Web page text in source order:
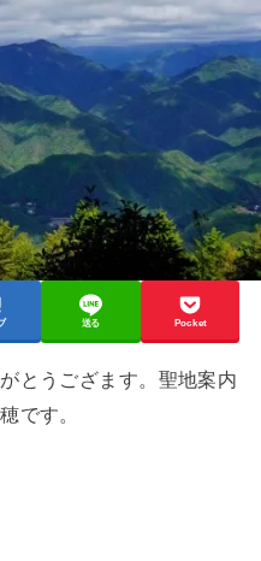
送る Pocket
とうござます。聖地案内
です。